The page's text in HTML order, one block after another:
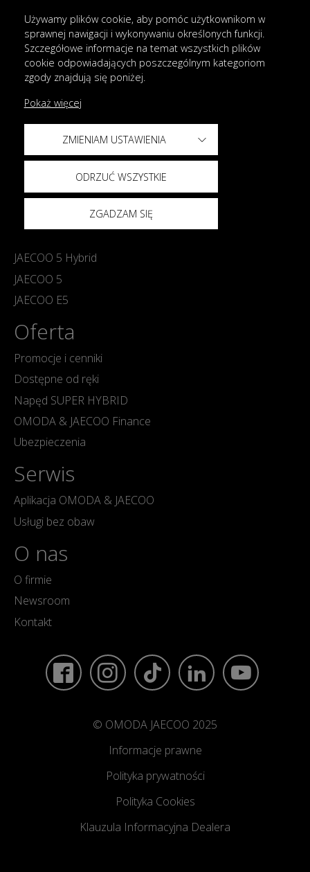
Modele
OMODA 9 Super Hybrid
OMODA 5 Hybrid
OMODA E5
JAECOO 8 Super Hybrid
JAECOO 7 Super Hybrid
JAECOO 7 Hybrid
JAECOO 5 Hybrid
JAECOO 5
JAECOO E5
Oferta
Promocje i cenniki
Dostępne od ręki
Napęd SUPER HYBRID
OMODA & JAECOO Finance
Ubezpieczenia
Serwis
Aplikacja OMODA & JAECOO
Usługi bez obaw
O nas
O firmie
Newsroom
Kontakt
© OMODA JAECOO 2025
Informacje prawne
Polityka prywatności
Polityka Cookies
Klauzula Informacyjna Dealera
Używamy plików cookie, aby pomóc użytkownikom w
sprawnej nawigacji i wykonywaniu określonych funkcji.
Szczegółowe informacje na temat wszystkich plików
cookie odpowiadających poszczególnym kategoriom
zgody znajdują się poniżej.
Pokaż więcej
ZMIENIAM USTAWIENIA
ODRZUĆ WSZYSTKIE
ZGADZAM SIĘ